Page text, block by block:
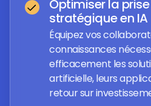
Optimiser la
stratégique en IA
Équipez vos
connaissances
efficacement les
artificielle, leurs
retour sur